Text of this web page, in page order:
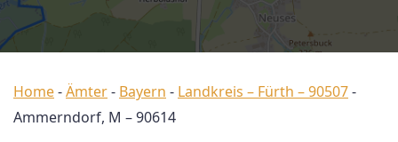
Home-Ämter- Bayern - Landkreis – Fürth – 90507-
Ammerndorf, M – 90614